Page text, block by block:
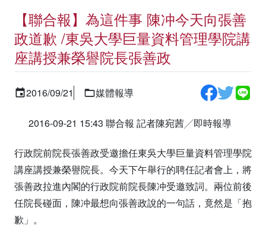
【聯合報】為這件事 陳冲今天向張善
政道歉 /東吳大學巨量資料管理學院講
座講授兼榮譽院長張善政
2016/09/21 媒體報導
2016-09-21 15:43 聯合報 記者陳宛茜╱即時報導
行政院前院長張善政受邀擔任東吳大學巨量資料管理學院
講座講授兼榮譽院長。今天下午舉行的聘任記者會上，將
張善政拉進內閣的行政院前院長陳冲受邀致詞。兩位前後
任院長碰面，陳冲最想向張善政說的一句話，竟然是「抱
歉」。